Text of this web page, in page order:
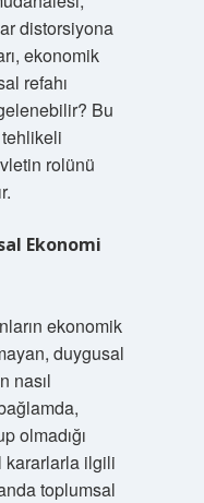
distorsiyona
ekonomik
refahı
Bu
tehlikeli
rolünü
Ekonomi
ekonomik
duygusal
nasıl
olmadığı
kararlarla ilgili
toplumsal